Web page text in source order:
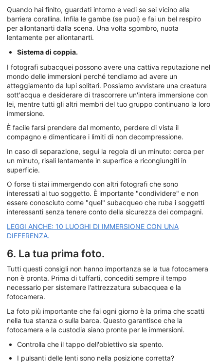
Quando hai finito, guardati intorno e vedi se sei vicino alla
barriera corallina. Infila le gambe (se puoi) e fai un bel respiro
per allontanarti dalla scena. Una volta sgombro, nuota
lentamente per allontanarti.
Sistema di coppia.
I fotografi subacquei possono avere una cattiva reputazione nel
mondo delle immersioni perché tendiamo ad avere un
atteggiamento da lupi solitari. Possiamo avvistare una creatura
sott'acqua e desiderare di trascorrere un'intera immersione con
lei, mentre tutti gli altri membri del tuo gruppo continuano la loro
immersione.
È facile farsi prendere dal momento, perdere di vista il
compagno e dimenticare i limiti di non decompressione.
In caso di separazione, segui la regola di un minuto: cerca per
un minuto, risali lentamente in superfice e ricongiungiti in
superficie.
O forse ti stai immergendo con altri fotografi che sono
interessati al tuo soggetto. È importante "condividere" e non
essere conosciuto come "quel" subacqueo che ruba i soggetti
interessanti senza tenere conto della sicurezza dei compagni.
LEGGI ANCHE: 10 LUOGHI DI IMMERSIONE CON UNA
DIFFERENZA.
6. La tua prima foto.
Tutti questi consigli non hanno importanza se la tua fotocamera
non è pronta. Prima di tuffarti, concediti sempre il tempo
necessario per sistemare l'attrezzatura subacquea e la
fotocamera.
La foto più importante che fai ogni giorno è la prima che scatti
nella tua stanza o sulla barca. Questo garantisce che la
fotocamera e la custodia siano pronte per le immersioni.
Controlla che il tappo dell'obiettivo sia spento.
I pulsanti delle lenti sono nella posizione corretta?